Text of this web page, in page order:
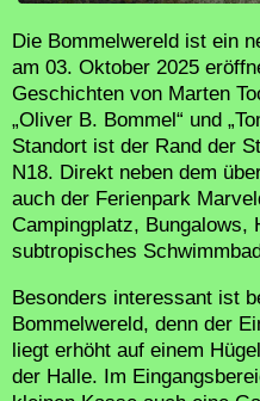
Die Bommelwereld ist ein
am 03. Oktober 2025
Geschichten von Marten
„Oliver B. Bommel“ und
Standort ist der Rand der
N18. Direkt neben dem
auch der Ferienpark
Campingplatz, Bungalows,
subtropisches
Besonders interessant ist
Bommelwereld, denn der
liegt erhöht auf einem
der Halle. Im